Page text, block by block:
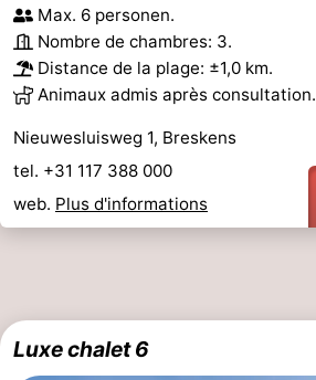
Max. 6 personen.
Nombre de chambres: 3.
Distance de la plage: ±1,0 km.
Animaux admis après consultation.
Nieuwesluisweg 1, Breskens
tel. +31 117 388 000
web. Plus d'informations
Luxe chalet 6